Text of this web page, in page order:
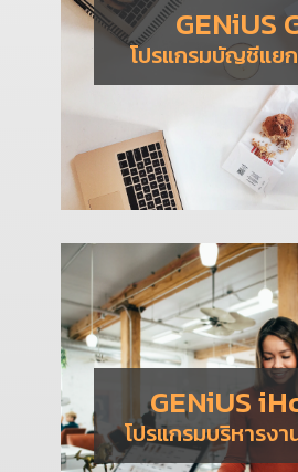
GENiUS
โปรแกรมบัญชีแยก
GENiUS
โปรแกรมบริหารงา